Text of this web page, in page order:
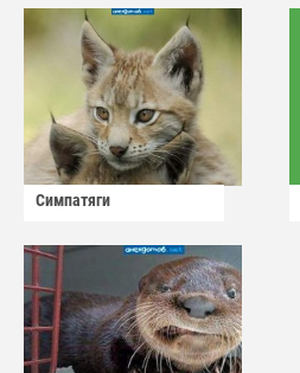
Симпатяги